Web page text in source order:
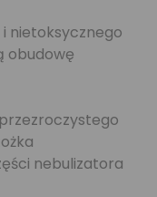
nietoksycznego
obudowę
nebulizatora